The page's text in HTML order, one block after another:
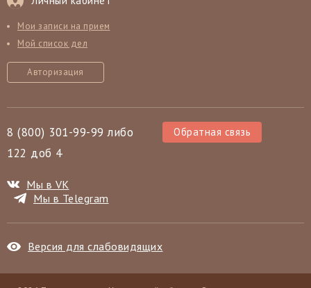
Мои записи на прием
Мой список дел
Авторизация
8 (800) 301-99-99 либо
122 доб 4
Обратная связь
Мы в VK
Мы в Telegram
Версия для слабовидящих